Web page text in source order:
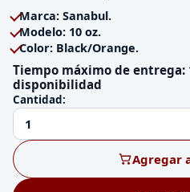
Marca: Sanabul.
Modelo: 10 oz.
Color: Black/Orange.
Tiempo máximo de entrega:
disponibilidad
Cantidad:
Agregar